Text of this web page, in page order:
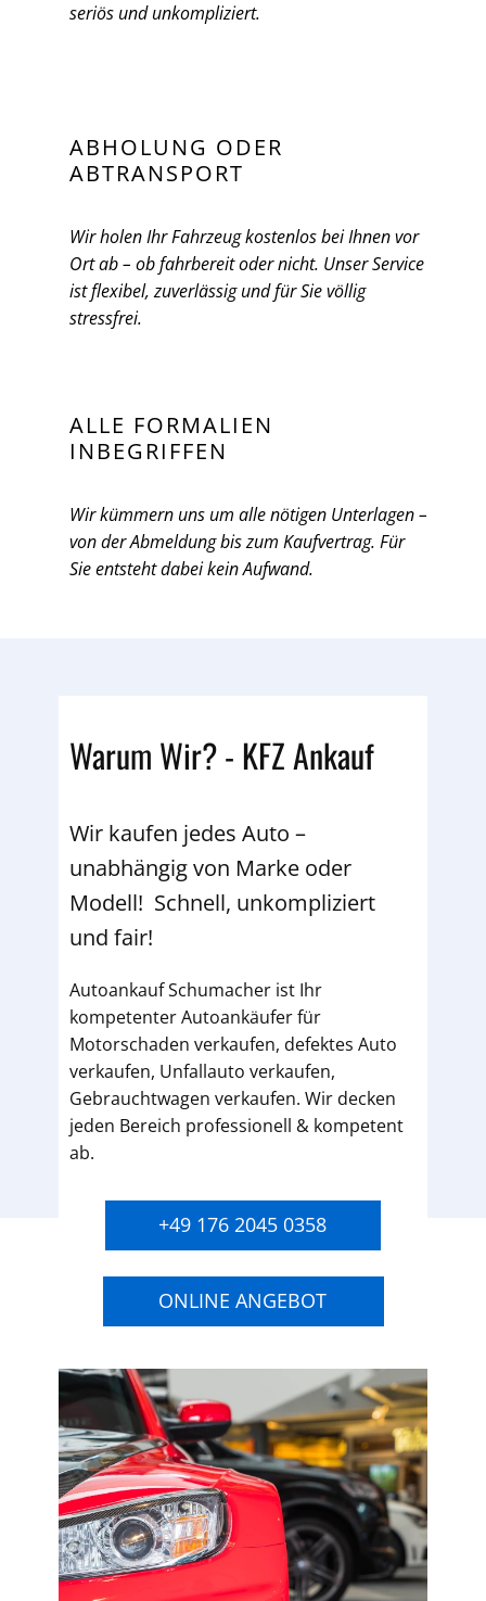
seriös und unkompliziert.
ABHOLUNG ODER
ABTRANSPORT
Wir holen Ihr Fahrzeug kostenlos bei Ihnen vor
Ort ab – ob fahrbereit oder nicht. Unser Service
ist flexibel, zuverlässig und für Sie völlig
stressfrei.
ALLE FORMALIEN
INBEGRIFFEN
Wir kümmern uns um alle nötigen Unterlagen –
von der Abmeldung bis zum Kaufvertrag. Für
Sie entsteht dabei kein Aufwand.
Warum Wir? - KFZ Ankauf
Wir kaufen jedes Auto –
unabhängig von Marke oder
Modell! Schnell, unkompliziert
und fair!
Autoankauf Schumacher ist Ihr
kompetenter Autoankäufer für
Motorschaden verkaufen, defektes Auto
verkaufen, Unfallauto verkaufen,
Gebrauchtwagen verkaufen. Wir decken
jeden Bereich professionell & kompetent
ab.
+49 176 2045 0358
ONLINE ANGEBOT